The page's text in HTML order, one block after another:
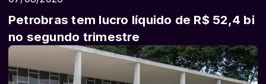
Petrobras tem lucro líquido de R$ 52,4 bi
no segundo trimestre